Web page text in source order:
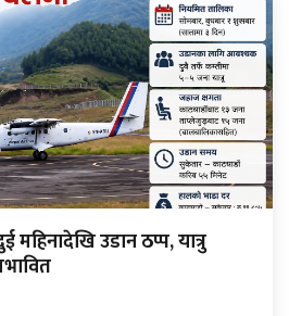
उडान ठप्प, यात्रु